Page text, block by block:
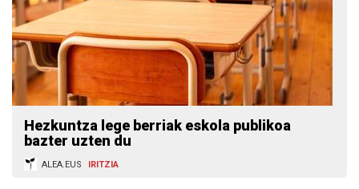
Hezkuntza lege berriak eskola publikoa
bazter uzten du
ALEA.EUS IRITZIA